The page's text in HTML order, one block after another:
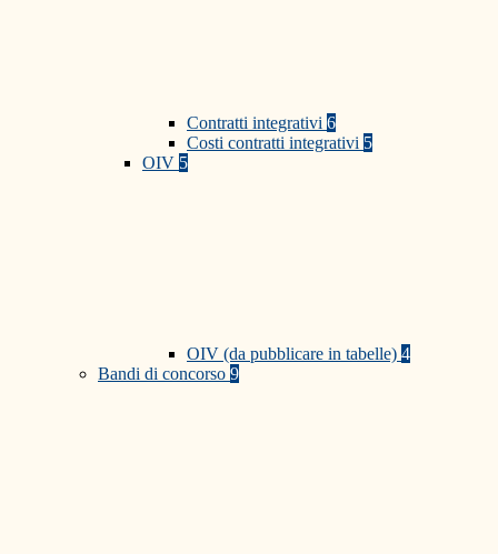
Contratti integrativi 6
Costi contratti integrativi 5
OIV 5
OIV (da pubblicare in tabelle) 4
Bandi di concorso 9